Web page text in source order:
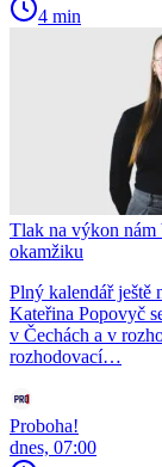
4 min
Tlak na výkon nám
okamžiku
Plný kalendář ještě
Kateřina Popovyč
v Čechách a v
rozhodovací…
Proboha!
dnes, 07:00